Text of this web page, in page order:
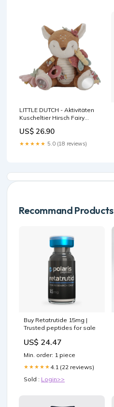
LITTLE DUTCH - Aktivitäten
Kuscheltier Hirsch Fairy
Farbe:Mehrfarbig
US$ 26.90
★★★★★ 5.0 (18 reviews)
Recommand Products
Buy Retatrutide 15mg |
Trusted peptides for sale
US$ 24.47
Min. order: 1 piece
★★★★★ 4.1 (22 reviews)
Sold : Login>>